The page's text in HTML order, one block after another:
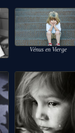
Vénus en Vierge